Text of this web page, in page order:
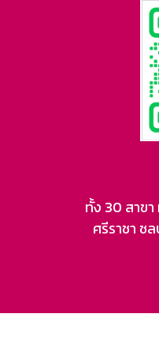
ทั้ง 30 สาข
ศรีราชา ช